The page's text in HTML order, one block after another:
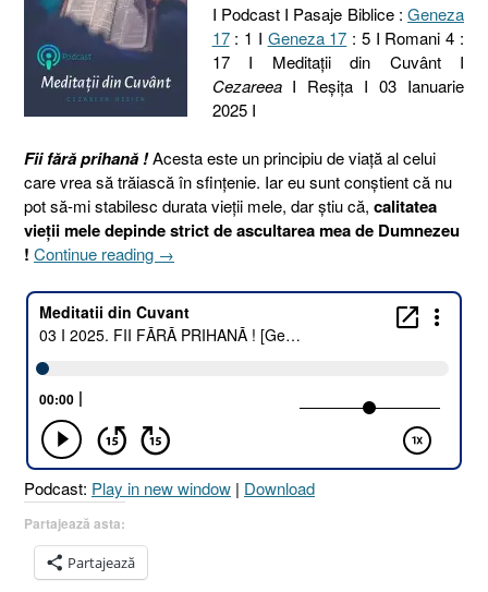
I Podcast I Pasaje Biblice : Geneza
17: 1 I Geneza 17 : 5 I Romani 4 :
17 I Meditaţii din Cuvânt I
CezareeaI Reşiţa I 03 Ianuarie
2025 I
Fii fără prihană !Acesta este un principiu de viață al celui
care vrea să trăiască în sfințenie. Iar eu sunt conștient că nu
pot să-mi stabilesc durata vieții mele, dar știu că, calitatea
vieții mele depinde strict de ascultarea mea de Dumnezeu
! Continue reading „03
2025.
FII
FĂRĂ
[Geneza
17.1
I
Geneza
→
Podcast: Play in new window | Download
Partajează asta:
Partajează